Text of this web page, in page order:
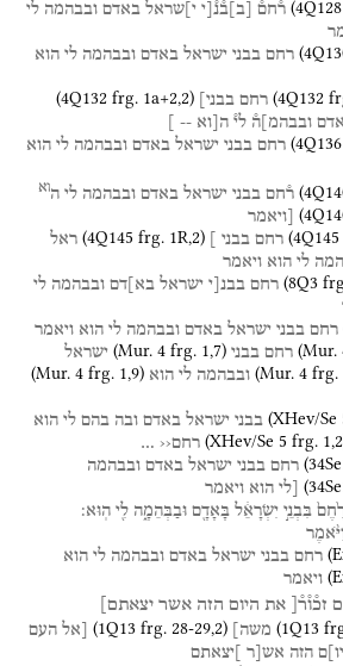
(4Q128 ר֯חם֯ ב ב֯נ֯[י י]שראל באדם ובבהמה לי
( רחם בבני ישראל באדם ובבהמה לי הוא
(4Q132 רחם בבני] (4Q132 frg. 1a+2,2)
ובבהמ]ה֯ לי֯ ה[וא --
(4Q136 רחם בבני ישראל באדם ובבהמה לי הוא
( ר֯חם בבני ישראל באדם ובבהמה לי הוא
( [ויאמר
(4Q145 רחם בבני (4Q145 frg. 1R,2)
ראל
לי הוא ויאמר
(8Q3 רחם בבנ[י ישראל בא]דם ובבהמה לי
רחם בבני ישראל באדם ובבהמה לי הוא ויאמר
(Mur. רחם בבני (Mur. 4 frg. 1,7)
ישראל
(Mur. 4 frg. ובבהמה לי הוא (Mur. 4 frg. 1,9)
(XHev/Se בבני ישראל באדם ובה בהם לי הוא
(XHev/Se 5 frg. 1,2 רחם‹‹ …
( רחם בבני ישראל באדם ובבהמה
( [לי הוא ויאמר
בִּבְנֵ֣י יִשְׂרָאֵ֔ל בָּאָדָ֖ם וּבַבְּהֵמָ֑ה לִ֖י הֽוּא׃
( רחם בבני ישראל באדם ובבהמה לי הוא
( ויאמר
ם זכ֯ו֯ר֯[ את היום הזה אשר יצאתם]
(1Q13 משה] (1Q13 frg. 28-29,2) [אל העם
הזה אש[ר ]יצאתם